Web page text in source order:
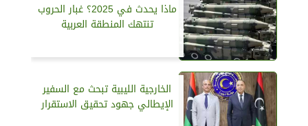
ماذا يحدث في 2025؟ غبار الحروب
تنتهك المنطقة العربية
الخارجية الليبية تبحث مع السفير
الإيطالي جهود تحقيق الاستقرار